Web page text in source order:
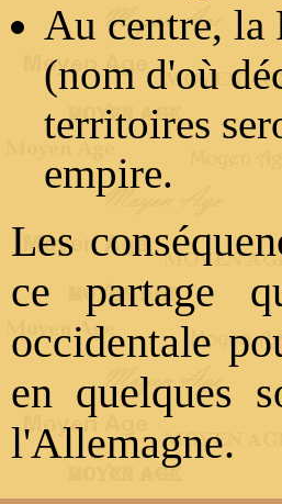
Au centre, la
(nom d'où
territoires
empire.
Les
ce partage
occidentale
en quelques
l'Allemagne.